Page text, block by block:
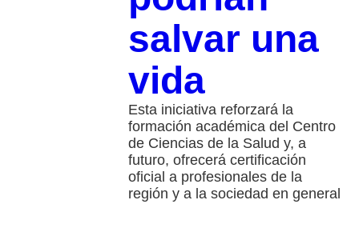
salvar una
vida
Esta iniciativa reforzará la
formación académica del Centro
de Ciencias de la Salud y, a
futuro, ofrecerá certificación
oficial a profesionales de la
región y a la sociedad en general